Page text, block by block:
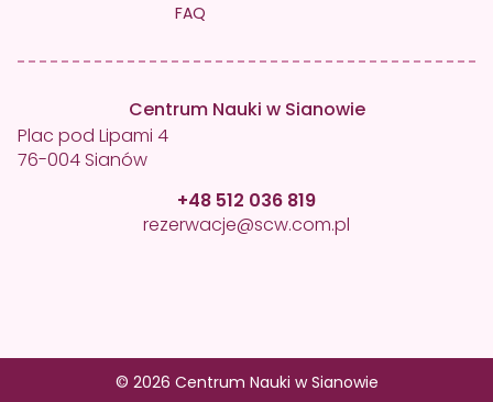
FAQ
Centrum Nauki w Sianowie
Plac pod Lipami 4
76-004 Sianów
+48 512 036 819
rezerwacje@scw.com.pl
© 2026 Centrum Nauki w Sianowie